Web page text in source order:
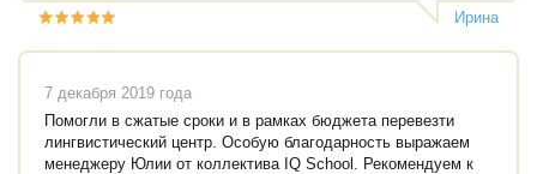
Ирина
7 декабря 2019 года
Помогли в сжатые сроки и в рамках бюджета перевезти
лингвистический центр. Особую благодарность выражаем
менеджеру Юлии от коллектива IQ School. Рекомендуем к